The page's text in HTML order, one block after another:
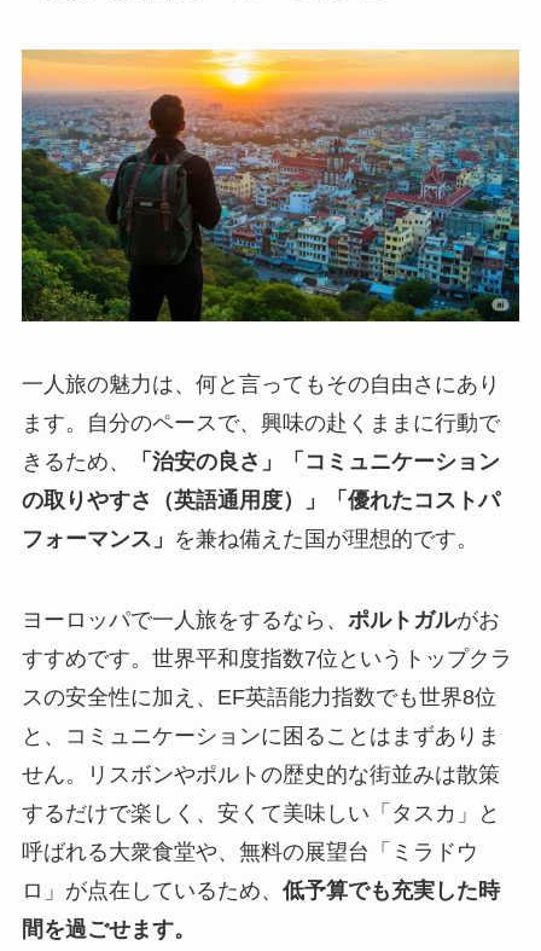
一人旅の魅力は、何と言ってもその自由さにあり
ます。自分のペースで、興味の赴くままに行動で
きるため、
「治安の良さ」「コミュニケーション
の取りやすさ（英語通用度）」「優れたコストパ
フォーマンス」 を兼ね備えた国が理想的です。
ヨーロッパで一人旅をするなら、 ポルトガルがお
すすめです。世界平和度指数7位というトップクラ
スの安全性に加え、EF英語能力指数でも世界8位
と、コミュニケーションに困ることはまずありま
せん。リスボンやポルトの歴史的な街並みは散策
するだけで楽しく、安くて美味しい「タスカ」と
呼ばれる大衆食堂や、無料の展望台「ミラドウ
ロ」が点在しているため、 低予算でも充実した時
間を過ごせます。